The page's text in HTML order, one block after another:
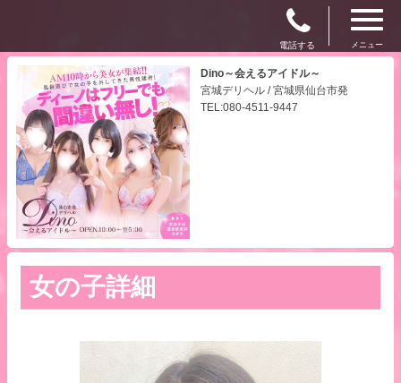
電話する メニュー
Dino～会えるアイドル～
宮城デリヘル / 宮城県仙台市発
TEL:080-4511-9447
女の子詳細